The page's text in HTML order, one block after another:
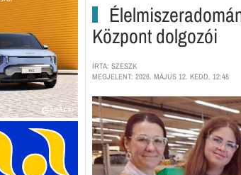
Központ dolgozói
ÍRTA: SZESZK
MEGJELENT: 2026. MÁJUS 12. KEDD, 12:48